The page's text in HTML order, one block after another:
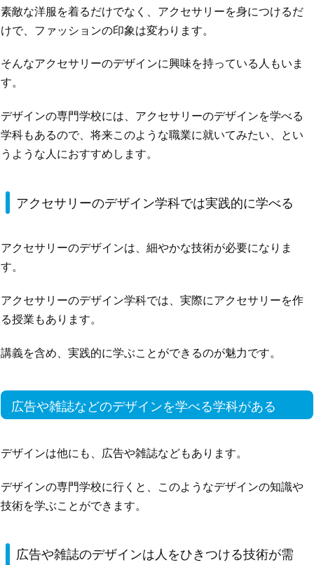
素敵な洋服を着るだけでなく、アクセサリーを身につけるだ
けで、ファッションの印象は変わります。
そんなアクセサリーのデザインに興味を持っている人もいま
す。
デザインの専門学校には、アクセサリーのデザインを学べる
学科もあるので、将来このような職業に就いてみたい、とい
うような人におすすめします。
アクセサリーのデザイン学科では実践的に学べる
アクセサリーのデザインは、細やかな技術が必要になりま
す。
アクセサリーのデザイン学科では、実際にアクセサリーを作
る授業もあります。
講義を含め、実践的に学ぶことができるのが魅力です。
広告や雑誌などのデザインを学べる学科がある
デザインは他にも、広告や雑誌などもあります。
デザインの専門学校に行くと、このようなデザインの知識や
技術を学ぶことができます。
広告や雑誌のデザインは人をひきつける技術が需